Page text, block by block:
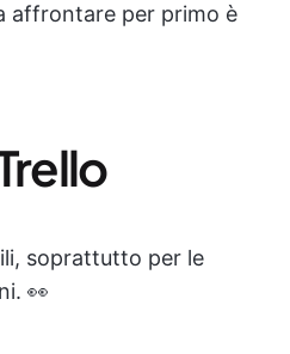
affrontare per primo è
soprattutto per le
👀